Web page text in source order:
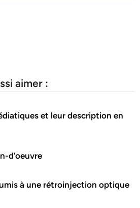
aimer :
et leur description en
d’oeuvre
à une rétroinjection optique